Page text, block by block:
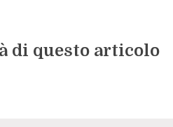
di questo articolo